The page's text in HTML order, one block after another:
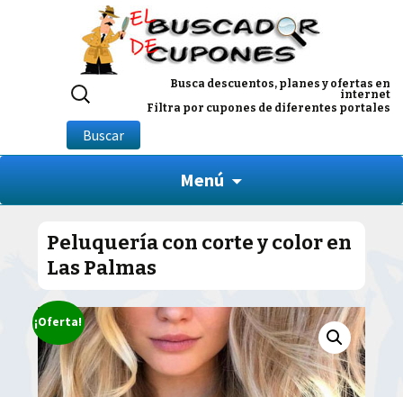
Busca descuentos, planes y ofertas en
internet
Filtra por cupones de diferentes portales
Buscar
por:
Buscar
Menú
Peluquería con corte y color en
Las Palmas
¡Oferta!